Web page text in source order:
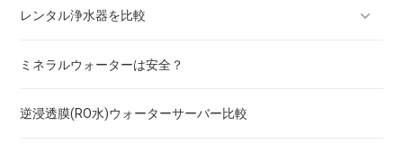
トマト
かぼちゃ
ゴーヤ
梅
セリ
スギナ
レンタル浄水器を比較
水道水は安全？
ミネラルウォーターは安全？
逆浸透膜(RO水)ウォーターサーバー比較